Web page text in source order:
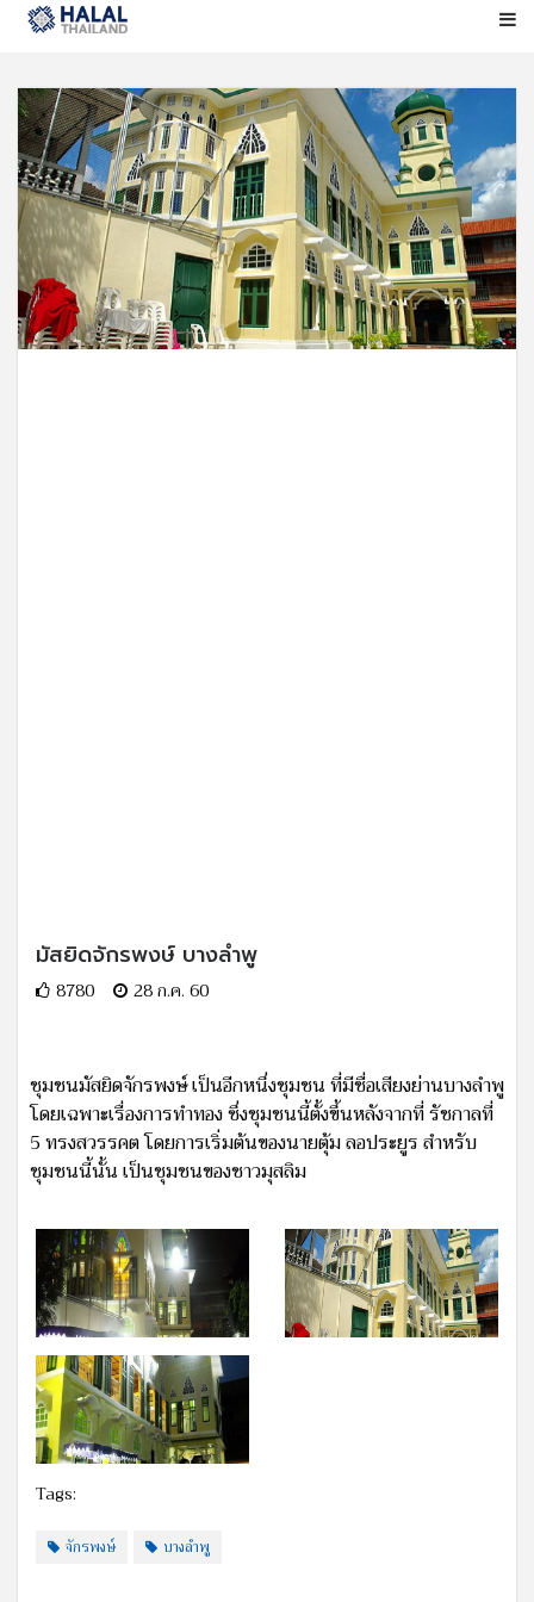
มัสยิดจักรพงษ์ บางลำพู
8780 28 ก.ค. 60
ชุมชนมัสยิดจักรพงษ์ เป็นอีกหนึ่งชุมชน ที่มีชื่อเสียงย่านบางลำพู
โดยเฉพาะเรื่องการทำทอง ซึ่งชุมชนนี้ตั้งขึ้นหลังจากที่ รัชกาลที่
5 ทรงสวรรคต โดยการเริ่มต้นของนายตุ้ม ลอประยูร สำหรับ
ชุมชนนี้นั้น เป็นชุมชนของชาวมุสลิม
Tags:
จักรพงษ์ บางลำพู